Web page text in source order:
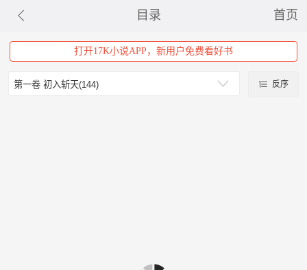
目录 首页
打开17K小说APP，新用户免费看好书
反序